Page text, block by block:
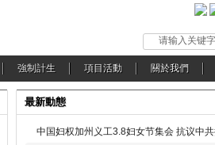
请输入关键字
強制計生 項目活動 關於我們
最新動態
中国妇权加州义工3.8妇女节集会 抗议中